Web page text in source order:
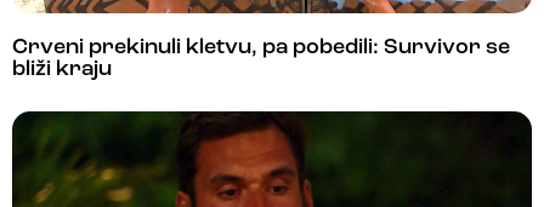
Crveni prekinuli kletvu, pa pobedili: Survivor se
bliži kraju